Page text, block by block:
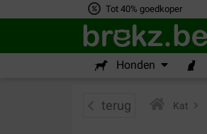
Tot 40% goedkoper
Honden
terug Kat